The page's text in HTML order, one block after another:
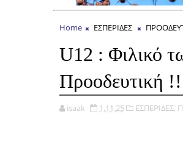
Home ΕΣΠΕΡΙΔΕΣ
U12 : Φιλικό
Προοδευτική !!
isaak 1.11.25 ΕΣΠΕΡΙΔΕΣ,